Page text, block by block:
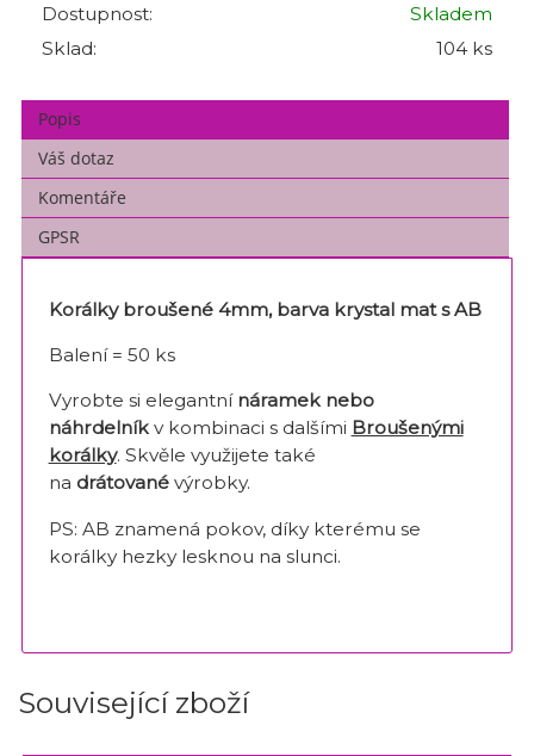
Dostupnost:
Skladem
Sklad:
104 ks
Popis
Váš dotaz
Komentáře
GPSR
Korálky broušené 4mm, barva krystal mat s AB
Balení = 50 ks
Vyrobte si elegantnínáramek nebo
náhrdelníkv kombinaci s dalšími Broušenými
korálky. Skvěle využijete také
na drátovanévýrobky.
PS: AB znamená pokov, díky kterému se
korálky hezky lesknou na slunci.
Související zboží